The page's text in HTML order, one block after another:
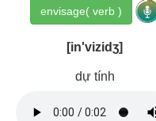
envisage( verb )
[in'vizidʒ]
dự tính